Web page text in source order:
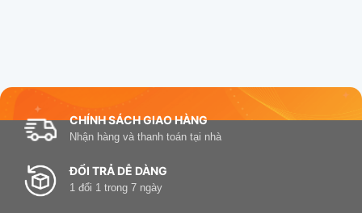
CHÍNH SÁCH GIAO HÀNG
Nhận hàng và thanh toán tại nhà
ĐỔI TRẢ DỄ DÀNG
1 đổi 1 trong 7 ngày